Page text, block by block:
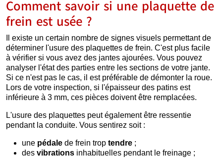
Comment savoir si une plaquette de
frein est usée ?
Il existe un certain nombre de signes visuels permettant de
déterminer l'usure des plaquettes de frein. C'est plus facile
à vérifier si vous avez des jantes ajourées. Vous pouvez
analyser l'état des parties entre les sections de votre jante.
Si ce n'est pas le cas, il est préférable de démonter la roue.
Lors de votre inspection, si l'épaisseur des patins est
inférieure à 3 mm, ces pièces doivent être remplacées.
L'usure des plaquettes peut également être ressentie
pendant la conduite. Vous sentirez soit :
une pédale de frein trop tendre ;
des vibrations inhabituelles pendant le freinage ;